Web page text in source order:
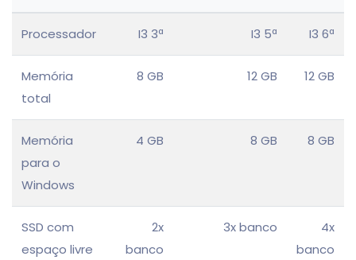
Processador I3 3ª I3 5ª I3 6ª
Memória
total
8 GB 12 GB 12 GB
Memória
para o
Windows
4 GB 8 GB 8 GB
SSD com
espaço livre
2x
banco
3x banco
4x
banco